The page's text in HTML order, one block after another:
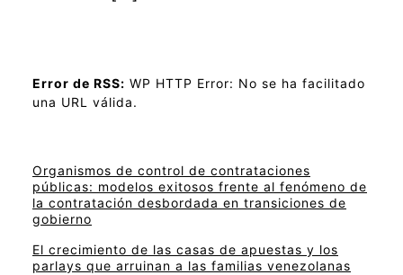
Error de RSS: WP HTTP Error: No se ha facilitado
una URL válida.
Organismos de control de contrataciones
públicas: modelos exitosos frente al fenómeno de
la contratación desbordada en transiciones de
gobierno
El crecimiento de las casas de apuestas y los
parlays que arruinan a las familias venezolanas